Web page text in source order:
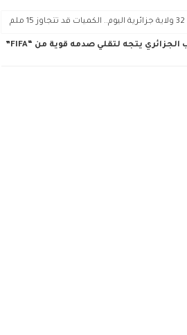
المنتخب الجزائري يتجه لتقلي صدمه قوية من “FIFA”